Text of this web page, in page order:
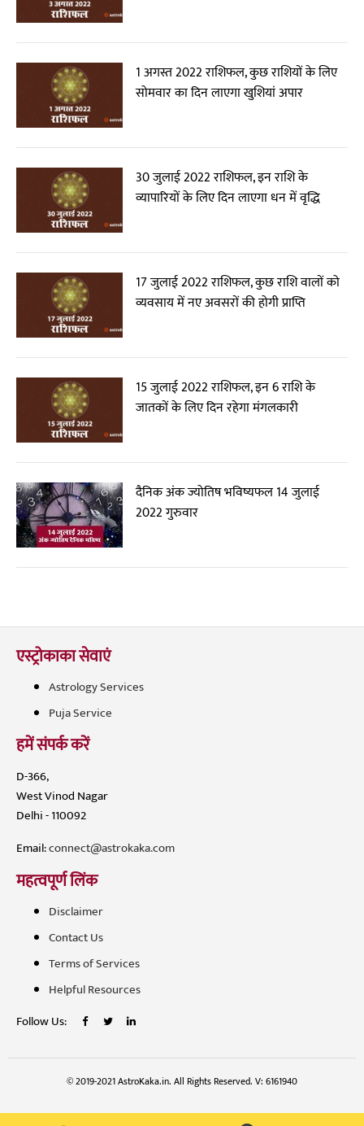
1 अगस्त 2022 राशिफल, कुछ राशियों के लिए
सोमवार का दिन लाएगा खुशियां अपार
30 जुलाई 2022 राशिफल, इन राशि के
व्यापारियों के लिए दिन लाएगा धन में वृद्धि
17 जुलाई 2022 राशिफल, कुछ राशि वालों को
व्यवसाय में नए अवसरों की होगी प्राप्ति
15 जुलाई 2022 राशिफल, इन 6 राशि के
जातकों के लिए दिन रहेगा मंगलकारी
दैनिक अंक ज्योतिष भविष्यफल 14 जुलाई
2022 गुरुवार
एस्ट्रोकाका सेवाएं
Astrology Services
Puja Service
हमें संपर्क करें
D-366,
West Vinod Nagar
Delhi - 110092
Email:connect@astrokaka.com
महत्वपूर्ण लिंक
Disclaimer
Contact Us
Terms of Services
Helpful Resources
Follow Us:
© 2019-2021 AstroKaka.in. All Rights Reserved. V: 6161940